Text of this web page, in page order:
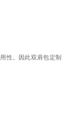
性。因此双肩包定制